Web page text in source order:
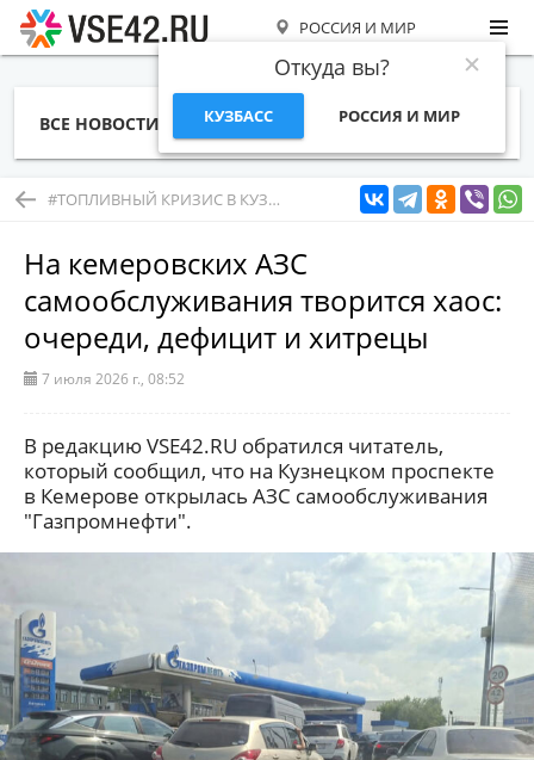
РОССИЯ И МИР
Откуда вы?
КУЗБАСС РОССИЯ И МИР
ВСЕ НОВОСТИ СТАТЬИ ТЕМЫ ФОТО
#ТОПЛИВНЫЙ КРИЗИС В КУЗБАССЕ
На кемеровских АЗС
самообслуживания творится хаос:
очереди, дефицит и хитрецы
7 июля 2026 г., 08:52
В редакцию VSE42.RU обратился читатель,
который сообщил, что на Кузнецком проспекте
в Кемерове открылась АЗС самообслуживания
"Газпромнефти".